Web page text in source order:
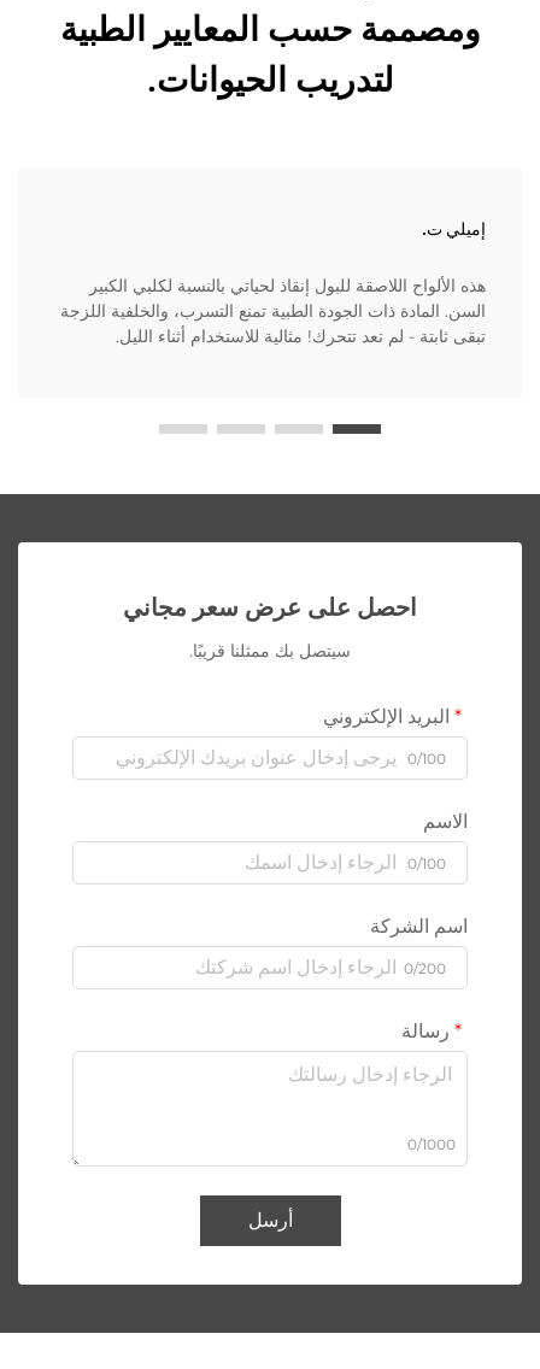
ومصممة حسب المعايير الطبية
لتدريب الحيوانات.
إميلي ت.
هذه الألواح اللاصقة للبول إنقاذ لحياتي بالنسبة لكلبي الكبير
السن. المادة ذات الجودة الطبية تمنع التسرب، والخلفية اللزجة
تبقى ثابتة - لم تعد تتحرك! مثالية للاستخدام أثناء الليل.
احصل على عرض سعر مجاني
سيتصل بك ممثلنا قريبًا.
البريد الإلكتروني
0/100
الاسم
0/100
اسم الشركة
0/200
رسالة
0/1000
أرسل